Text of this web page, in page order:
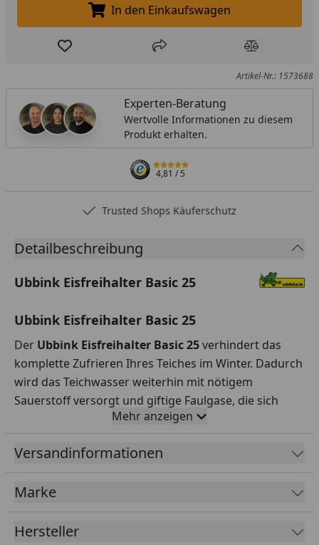
In den Einkaufswagen legen
In den Einkaufswagen
Produkt zur Wunschliste hinzufügen
Teilen Produkt
Artikel-Nr.: 1573688
Experten-Beratung
Wertvolle Informationen zu diesem
Produkt erhalten.
4,81/ 5
Trusted Shops Käuferschutz
Detailbeschreibung
Ubbink Eisfreihalter Basic 25
Ubbink Eisfreihalter Basic 25
Der Ubbink Eisfreihalter Basic 25verhindert das
komplette Zufrieren Ihres Teiches im Winter. Dadurch
wird das Teichwasser weiterhin mit nötigem
Sauerstoff versorgt und giftige Faulgase, die sich
unter einer geschlossenen Eisdecke bilden,
entweichen. So können Pflanzen und Tiere den
Winter unbeschadet überstehen.
Mehr anzeigen
Versandinformationen
Marke
Hersteller